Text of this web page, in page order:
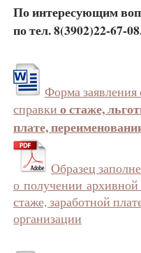
По интересующим
по тел. 8(3902)22-67-
Форма
справки о стаже,
плате,
Образец
о получении архивной
стаже, заработной
организации